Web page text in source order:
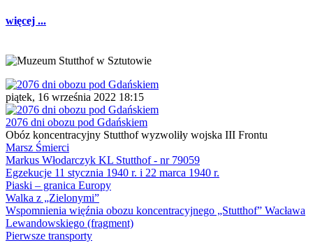
więcej ...
piątek, 16 września 2022 18:15
2076 dni obozu pod Gdańskiem
Obóz koncentracyjny Stutthof wyzwoliły wojska III Frontu
Marsz Śmierci
Markus Włodarczyk KL Stutthof - nr 79059
Egzekucje 11 stycznia 1940 r. i 22 marca 1940 r.
Piaski – granica Europy
Walka z „Zielonymi”
Wspomnienia więźnia obozu koncentracyjnego „Stutthof” Wacława
Lewandowskiego (fragment)
Pierwsze transporty